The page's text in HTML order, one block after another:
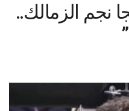
نجم الزمالك..